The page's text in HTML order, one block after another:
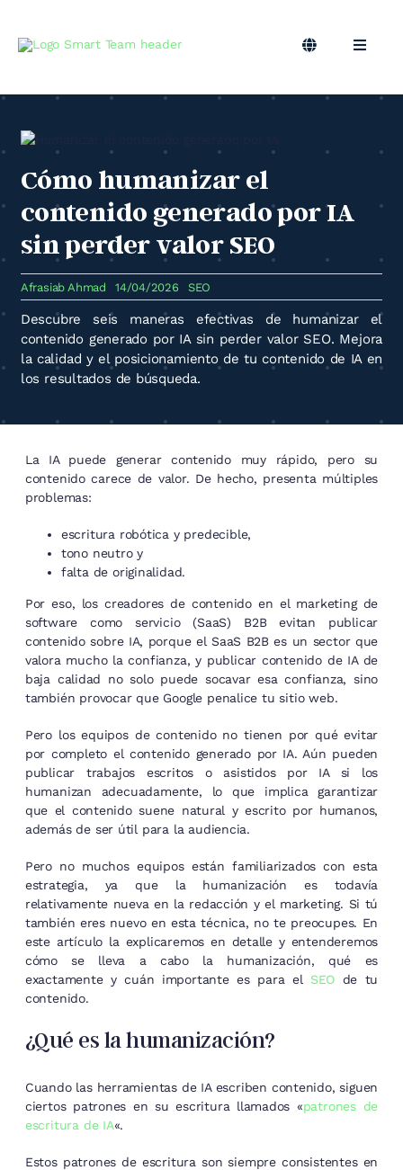
content
Toggle
ES
Toggle
Marketing B2B
Marketing Outsourcing
Podcast
Blog
Smart Team
Cómo humanizar el
contenido generado por IA
sin perder valor SEO
Afrasiab Ahmad 14/04/2026 SEO
Descubre seis maneras efectivas de humanizar el
contenido generado por IA sin perder valor SEO. Mejora
la calidad y el posicionamiento de tu contenido de IA en
los resultados de búsqueda.
La IA puede generar contenido muy rápido, pero su
contenido carece de valor. De hecho, presenta múltiples
problemas:
escritura robótica y predecible,
tono neutro y
falta de originalidad.
Por eso, los creadores de contenido en el marketing de
software como servicio (SaaS) B2B evitan publicar
contenido sobre IA, porque el SaaS B2B es un sector que
valora mucho la confianza, y publicar contenido de IA de
baja calidad no solo puede socavar esa confianza, sino
también provocar que Google penalice tu sitio web.
Pero los equipos de contenido no tienen por qué evitar
por completo el contenido generado por IA. Aún pueden
publicar trabajos escritos o asistidos por IA si los
humanizan adecuadamente, lo que implica garantizar
que el contenido suene natural y escrito por humanos,
además de ser útil para la audiencia.
Pero no muchos equipos están familiarizados con esta
estrategia, ya que la humanización es todavía
relativamente nueva en la redacción y el marketing. Si tú
también eres nuevo en esta técnica, no te preocupes. En
este artículo la explicaremos en detalle y entenderemos
cómo se lleva a cabo la humanización, qué es
exactamente y cuán importante es para el SEO de tu
contenido.
¿Qué es la humanización?
Cuando las herramientas de IA escriben contenido, siguen
ciertos patrones en su escritura llamados «patrones de
escritura de IA«.
Estos patrones de escritura son siempre consistentes en